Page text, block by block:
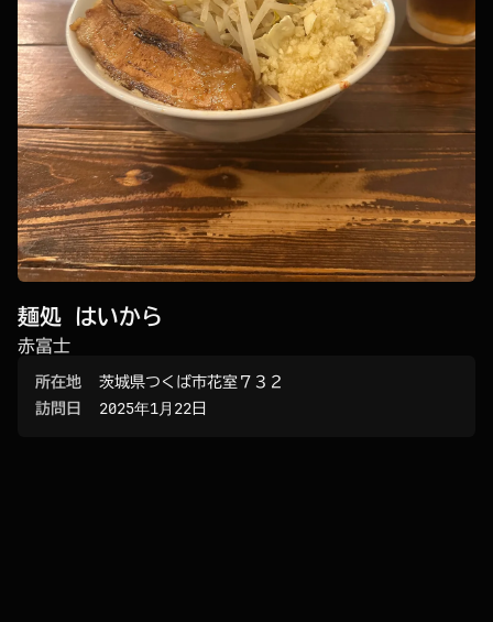
麺処 はいから
赤富士
所在地
茨城県つくば市花室７３２
訪問日
2025年1月22日